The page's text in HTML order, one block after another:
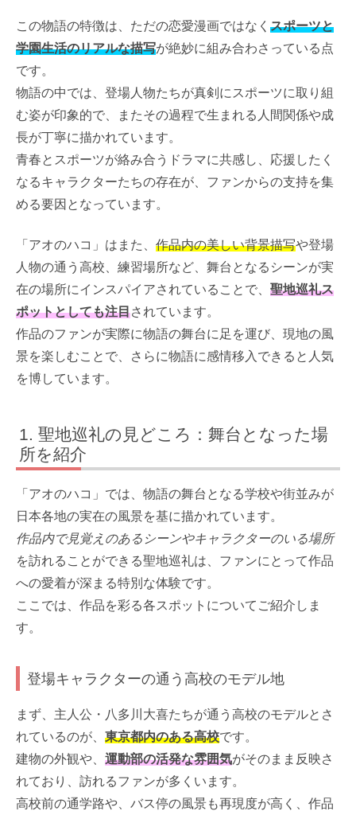
この物語の特徴は、ただの恋愛漫画ではなく スポーツと
学園生活のリアルな描写が絶妙に組み合わさっている点
です。
物語の中では、登場人物たちが真剣にスポーツに取り組
む姿が印象的で、またその過程で生まれる人間関係や成
長が丁寧に描かれています。
青春とスポーツが絡み合うドラマに共感し、応援したく
なるキャラクターたちの存在が、ファンからの支持を集
める要因となっています。
「アオのハコ」はまた、 作品内の美しい背景描写や登場
人物の通う高校、練習場所など、舞台となるシーンが実
在の場所にインスパイアされていることで、 聖地巡礼ス
ポットとしても注目されています。
作品のファンが実際に物語の舞台に足を運び、現地の風
景を楽しむことで、さらに物語に感情移入できると人気
を博しています。
聖地巡礼の見どころ：舞台となった場
所を紹介
「アオのハコ」では、物語の舞台となる学校や街並みが
日本各地の実在の風景を基に描かれています。
作品内で見覚えのあるシーンやキャラクターのいる場所
を訪れることができる聖地巡礼は、ファンにとって作品
への愛着が深まる特別な体験です。
ここでは、作品を彩る各スポットについてご紹介しま
す。
登場キャラクターの通う高校のモデル地
まず、主人公・八多川大喜たちが通う高校のモデルとさ
れているのが、 東京都内のある高校です。
建物の外観や、 運動部の活発な雰囲気がそのまま反映さ
れており、訪れるファンが多くいます。
高校前の通学路や、バス停の風景も再現度が高く、作品